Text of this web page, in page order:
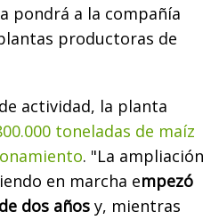
pondrá a la compañía
productoras de
actividad, la planta
toneladas de maíz
. "La ampliación
en marcha empezó
dos años y, mientras